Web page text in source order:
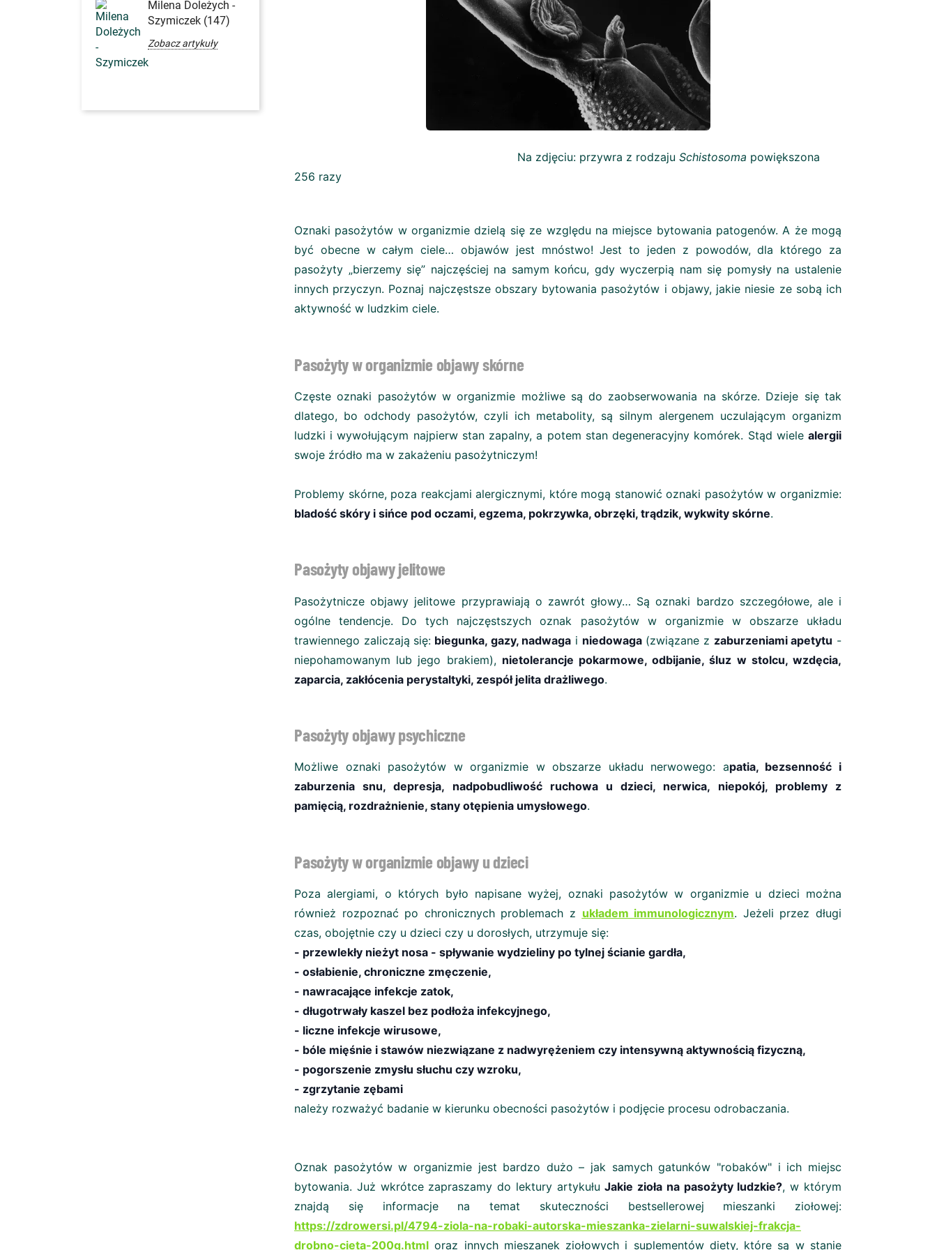
Milena Doleżych -
Szymiczek (147)
Zobacz artykuły
Na zdjęciu: przywra z rodzaju Schistosoma powiększona
256 razy
Oznaki pasożytów w organizmie dzielą się ze względu na miejsce bytowania patogenów. A że mogą
być obecne w całym ciele… objawów jest mnóstwo! Jest to jeden z powodów, dla którego za
pasożyty „bierzemy się” najczęściej na samym końcu, gdy wyczerpią nam się pomysły na ustalenie
innych przyczyn. Poznaj najczęstsze obszary bytowania pasożytów i objawy, jakie niesie ze sobą ich
aktywność w ludzkim ciele.
Pasożyty w organizmie objawy skórne
Częste oznaki pasożytów w organizmie możliwe są do zaobserwowania na skórze. Dzieje się tak
dlatego, bo odchody pasożytów, czyli ich metabolity, są silnym alergenem uczulającym organizm
ludzki i wywołującym najpierw stan zapalny, a potem stan degeneracyjny komórek. Stąd wiele alergii
swoje źródło ma w zakażeniu pasożytniczym!
Problemy skórne, poza reakcjami alergicznymi, które mogą stanowić oznaki pasożytów w organizmie:
bladość skóry i sińce pod oczami, egzema, pokrzywka, obrzęki, trądzik, wykwity skórne.
Pasożyty objawy jelitowe
Pasożytnicze objawy jelitowe przyprawiają o zawrót głowy… Są oznaki bardzo szczegółowe, ale i
ogólne tendencje. Do tych najczęstszych oznak pasożytów w organizmie w obszarze układu
trawiennego zaliczają się: biegunka, gazy, nadwaga i niedowaga(związane z zaburzeniami apetytu -
niepohamowanym lub jego brakiem), nietolerancje pokarmowe, odbijanie, śluz w stolcu, wzdęcia,
zaparcia, zakłócenia perystaltyki, zespół jelita drażliwego.
Pasożyty objawy psychiczne
Możliwe oznaki pasożytów w organizmie w obszarze układu nerwowego: apatia, bezsenność i
zaburzenia snu, depresja, nadpobudliwość ruchowa u dzieci, nerwica, niepokój, problemy z
pamięcią, rozdrażnienie, stany otępienia umysłowego.
Pasożyty w organizmie objawy u dzieci
Poza alergiami, o których było napisane wyżej, oznaki pasożytów w organizmie u dzieci można
również rozpoznać po chronicznych problemach z układem immunologicznym. Jeżeli przez długi
czas, obojętnie czy u dzieci czy u dorosłych, utrzymuje się:
- przewlekły nieżyt nosa - spływanie wydzieliny po tylnej ścianie gardła,
- osłabienie, chroniczne zmęczenie,
- nawracające infekcje zatok,
- długotrwały kaszel bez podłoża infekcyjnego,
- liczne infekcje wirusowe,
- bóle mięśnie i stawów niezwiązane z nadwyrężeniem czy intensywną aktywnością fizyczną,
- pogorszenie zmysłu słuchu czy wzroku,
- zgrzytanie zębami
należy rozważyć badanie w kierunku obecności pasożytów i podjęcie procesu odrobaczania.
Oznak pasożytów w organizmie jest bardzo dużo – jak samych gatunków "robaków" i ich miejsc
bytowania. Już wkrótce zapraszamy do lektury artykułuJakie zioła na pasożyty ludzkie?, w którym
znajdą się informacje na temat skuteczności bestsellerowej mieszanki ziołowej:
https://zdrowersi.pl/4794-ziola-na-robaki-autorska-mieszanka-zielarni-suwalskiej-frakcja-
drobno-cieta-200g.html oraz innych mieszanek ziołowych i suplementów diety, które są w stanie